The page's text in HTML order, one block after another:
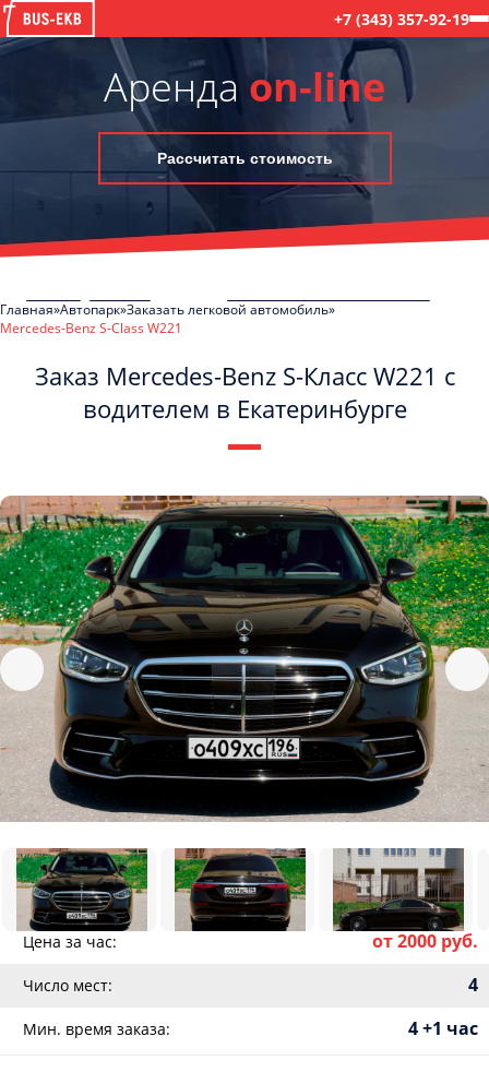
+7 (343) 357-92-19
Аренда on-line
Рассчитать стоимость
Главная Автопарк Заказать легковой автомобиль
Mercedes-Benz S-Class W221
Заказ Mercedes-Benz S-Класс W221 с
водителем в Екатеринбурге
Цена за час: от 2000 руб.
Число мест: 4
Мин. время заказа: 4 +1 час
CПолитикой конфиденциальности
ознакомлен(а), даю согласие на
обработку моих Персональных данных